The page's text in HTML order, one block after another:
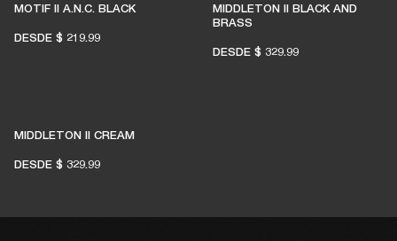
MOTIF II A.N.C. BLACK
DESDE $ 219.99
MIDDLETON II BLACK AND
BRASS
DESDE $ 329.99
MIDDLETON II CREAM
DESDE $ 329.99